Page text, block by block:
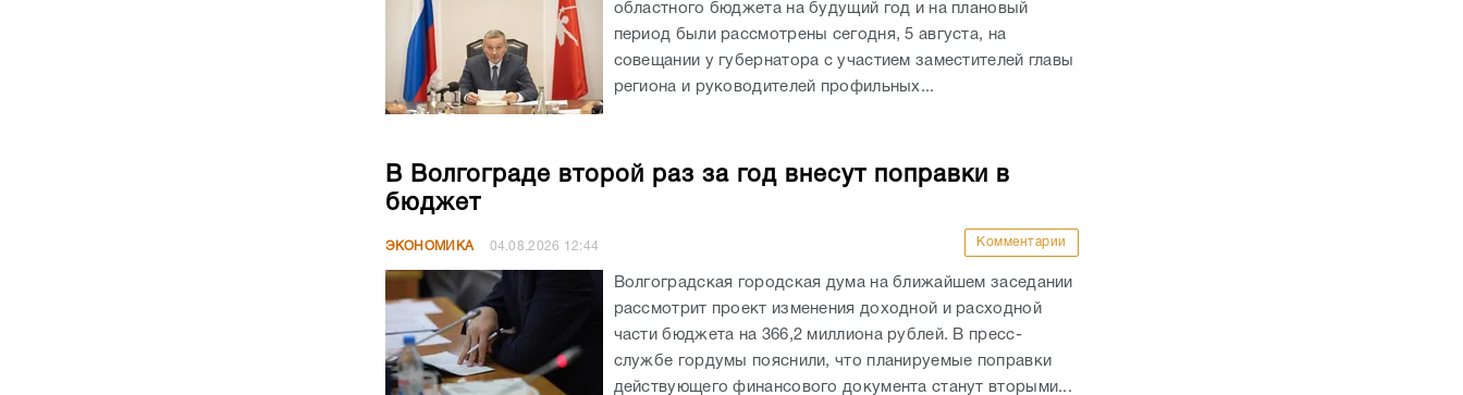
областного бюджета на будущий год и на плановый
период были рассмотрены сегодня, 5 августа, на
совещании у губернатора с участием заместителей главы
региона и руководителей профильных...
В Волгограде второй раз за год внесут поправки в
бюджет
ЭКОНОМИКА 04.08.2026 12:44 Комментарии
Волгоградская городская дума на ближайшем заседании
рассмотрит проект изменения доходной и расходной
части бюджета на 366,2 миллиона рублей. В пресс-
службе гордумы пояснили, что планируемые поправки
действующего финансового документа станут вторыми...